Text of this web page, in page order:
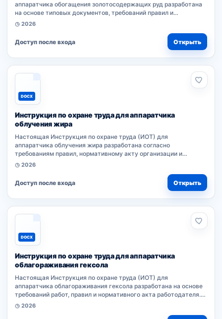
аппаратчика обогащения золотосодержащих руд разработана
на основе типовых документов, требований правил и
нормативного акта работодателя. ИОТ устанавливает
◷ 2026
Доступ после входа Открыть
DOCX
Инструкция по охране труда для аппаратчика
облучения жира
Настоящая Инструкция по охране труда (ИОТ) для
аппаратчика облучения жира разработана согласно
требованиям правил, нормативному акту организации и
типовым документам работодателя. ИОТ устанавливает
◷ 2026
Доступ после входа Открыть
DOCX
Инструкция по охране труда для аппаратчика
облагораживания гексола
Настоящая Инструкция по охране труда (ИОТ) для
аппаратчика облагораживания гексола разработана на основе
требований работ, правил и нормативного акта работодателя.
Документ устанавливает обязанности работников при
◷ 2026